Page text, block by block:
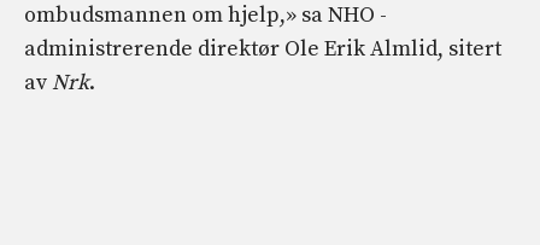
ombudsmannen om hjelp,» sa NHO -
administrerende direktør Ole Erik Almlid, sitert
avNrk.